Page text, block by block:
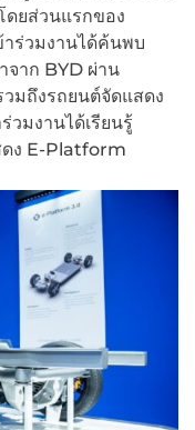
ดยส่วนแรกของ
าร่วมงานได้ค้นพบ
จาก BYD ผ่าน
มถึงรถยนต์จัดแสดง
วมงานได้เรียนรู้
ดง E-Platform